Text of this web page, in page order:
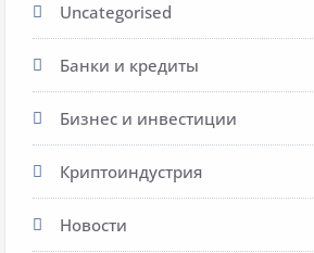
Uncategorised
Банки и кредиты
Бизнес и инвестиции
Криптоиндустрия
Новости